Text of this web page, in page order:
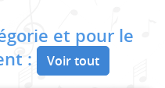
et pour le
:
Voir tout